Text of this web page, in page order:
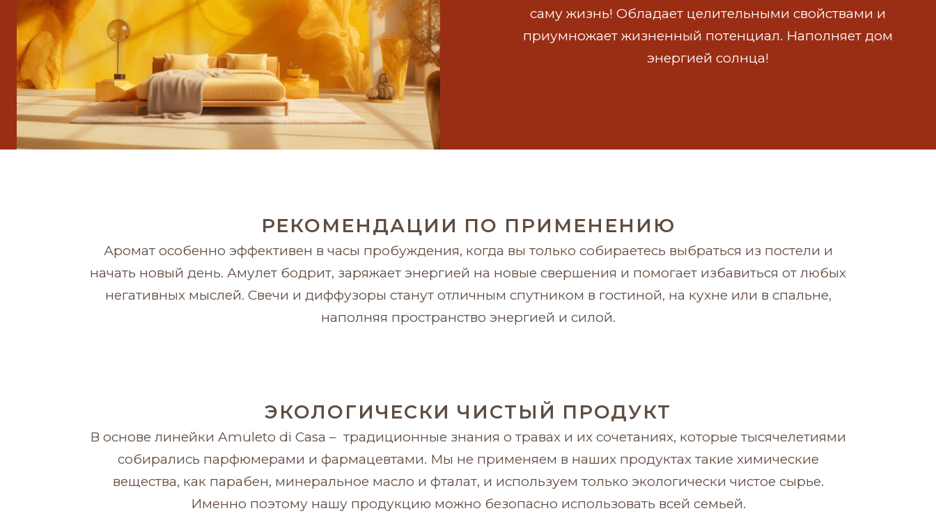
саму жизнь! Обладает целительными свойствами и
приумножает жизненный потенциал. Наполняет дом
энергией солнца!
РЕКОМЕНДАЦИИ ПО ПРИМЕНЕНИЮ
Аромат особенно эффективен в часы пробуждения, когда вы только собираетесь выбраться из постели и
начать новый день. Амулет бодрит, заряжает энергией на новые свершения и помогает избавиться от любых
негативных мыслей. Свечи и диффузоры станут отличным спутником в гостиной, на кухне или в спальне,
наполняя пространство энергией и силой.
ЭКОЛОГИЧЕСКИ ЧИСТЫЙ ПРОДУКТ
В основе линейки Amuleto di Casa – традиционные знания о травах и их сочетаниях, которые тысячелетиями
собирались парфюмерами и фармацевтами. Мы не применяем в наших продуктах такие химические
вещества, как парабен, минеральное масло и фталат, и используем только экологически чистое сырье.
Именно поэтому нашу продукцию можно безопасно использовать всей семьей.